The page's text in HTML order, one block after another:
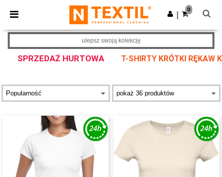
× Aplikacja Ntextil
Lepsze ceny w aplikacji!
Pobierz app
0
SPRZEDAŻ HURTOWA T-SHIRTY KRÓTKI RĘKAW
ulepsz swoją kolekcję